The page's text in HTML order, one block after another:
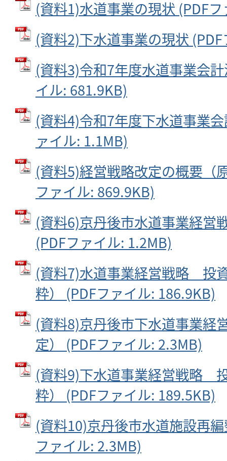
(資料1)水道事業の現状 (PDF
(資料2)下水道事業の現状
(資料3)令和7年度水道事業会
イル: 681.9KB)
(資料4)令和7年度下水道事業
ァイル: 1.1MB)
(資料5)経営戦略改定の概要（
ファイル: 869.9KB)
(資料6)京丹後市水道事業経営
(PDFファイル: 1.2MB)
(資料7)水道事業経営戦略 投
粋） (PDFファイル: 186.9KB)
(資料8)京丹後市下水道事業経
定） (PDFファイル: 2.3MB)
(資料9)下水道事業経営戦略
粋） (PDFファイル: 189.5KB)
(資料10)京丹後市水道施設再
ファイル: 2.3MB)